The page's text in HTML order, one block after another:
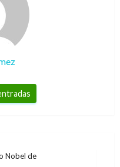
Nobel de